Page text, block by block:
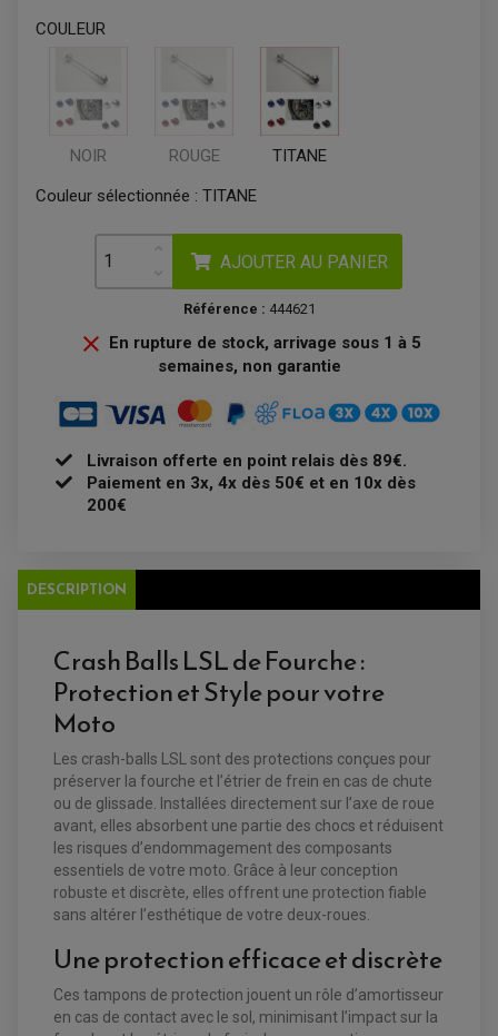
BATTERIE
CHARGEUR BATTERIE
CLIGNOTANT MOTO
CLIGNOTANT TYPE ORIGINE
DÉMARREUR
ECLAIRAGE MOTO
FEUX ADDITIONNELS
KIT RECONDITIONNEMENT DEMARREUR
POMPE A ESSENCE
STATOR
ENTRETIEN MOTO
ATELIER, PADDOCK, STAND
ANTIPARASITE NGK
FILTRE ET ACCESSOIRE ESSENCE
CHARGEUR DE BATTERIE
ECLAIRAGE SCOOTER
POMPE A ESSENCE
FREINAGE
DISQUE DE FREIN AVANT
ACCESSOIRE + VISSERIE FREINAGE
PLAQUETTE DE FREIN AVANT
MAÎTRE CYLINDRE
ACCESSOIRES ELECTRIQUE QUAD / SSV
BOITIER CDI QUAD ET SSV
CHARGEUR DE BATTERIE QUAD / SSV
COMPTEUR QUAD / SSV
CONTACTEUR A CLÉ QUAD
DÉMARREUR
ECLAIRAGE LED / HALOGÈNE
STATOR ET REDRESSEUR / REGULATEUR
VENTILATEUR DE RADIATEUR
EQUIPEMENT FREINAGE QUAD / SSV
DISQUE DE FREIN QUAD / SSV
KIT DURITE DE FREIN QUAD
KIT REPARATION MAÎTRE CYLINDRE QUAD / SSV
PLAQUETTES DE FREIN QUAD / SSV
POMPE À EAU BOYESEN
KIT RÉPARATION CARBU
KIT RÉPARATION POMPE A EAU
PIPE D'ADMISSION
RADIATEUR
DURITE RADIATEUR
PNEUMATIQUE
MOUSSE
CHAMBRE À AIR
COULEUR
NOIR ROUGE
TITANE
Couleur sélectionnée : TITANE
AJOUTER AU PANIER
Référence : 444621
 En rupture de stock, arrivage sous 1 à 5
semaines, non garantie
Livraison offerte en point relais dès 89€.
Paiement en 3x, 4x dès 50€ et en 10x dès
200€
DESCRIPTION
Crash Balls LSL de Fourche :
Protection et Style pour votre
Moto
Les crash-balls LSL sont des protections conçues pour
préserver la fourche et l’étrier de frein en cas de chute
ou de glissade. Installées directement sur l’axe de roue
avant, elles absorbent une partie des chocs et réduisent
les risques d’endommagement des composants
essentiels de votre moto. Grâce à leur conception
robuste et discrète, elles offrent une protection fiable
sans altérer l’esthétique de votre deux-roues.
Une protection efficace et discrète
Ces tampons de protection jouent un rôle d’amortisseur
en cas de contact avec le sol, minimisant l’impact sur la